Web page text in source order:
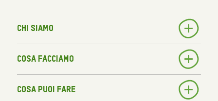
Chi siamo
Cosa facciamo
Cosa puoi fare